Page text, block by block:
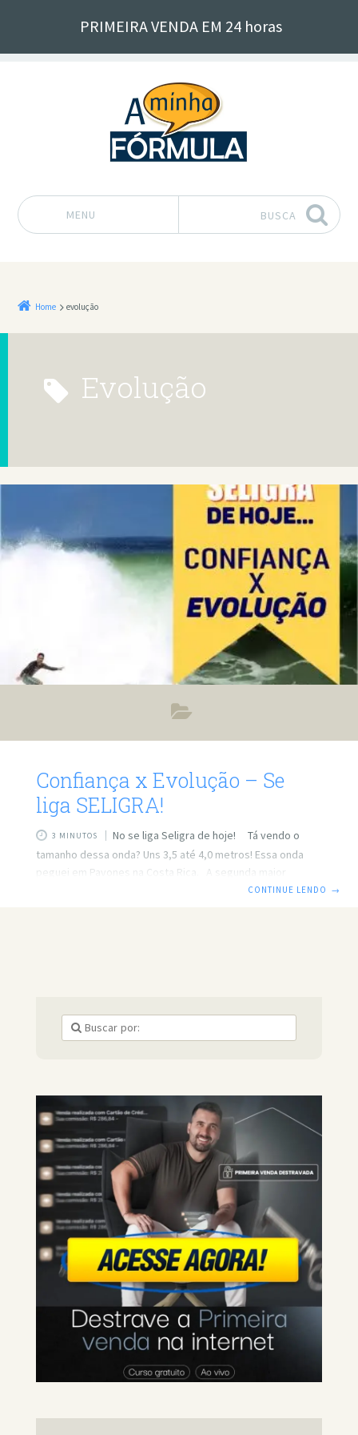
PRIMEIRA VENDA EM 24 horas
MENU BUSCA
Home evolução
evolução
Confiança x Evolução – Se
liga SELIGRA!
3 MINUTOS
No se liga Seligra de hoje! Tá vendo o
tamanho dessa onda? Uns 3,5 até 4,0 metros! Essa onda
peguei em Pavones na Costa Rica. A segunda maior
esquerda do mundo em extensão. Não em altura! (Mas
CONTINUE LENDO →